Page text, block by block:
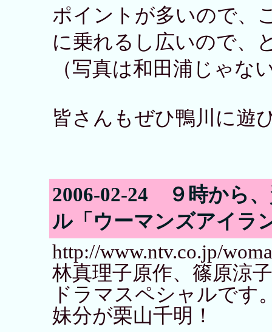
ポイントが多いので、
に乗れるし広いので、
（写真は和田浦じゃな
皆さんもぜひ鴨川に遊
2006-02-24 ９時から
ル「ウーマンズアイラ
http://www.ntv.co.jp/
林真理子原作、篠原涼
ドラマスペシャルです
妹分が栗山千明！